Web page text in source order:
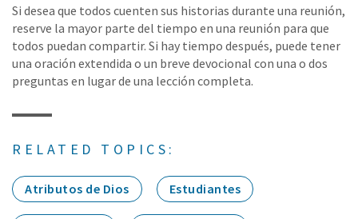
Si desea que todos cuenten sus historias durante una reunión,
reserve la mayor parte del tiempo en una reunión para que
todos puedan compartir. Si hay tiempo después, puede tener
una oración extendida o un breve devocional con una o dos
preguntas en lugar de una lección completa.
RELATED TOPICS:
Atributos de Dios Estudiantes